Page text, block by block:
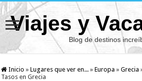
Viajes y
Blog de destinos
Inicio » Lugares que ver en... » Europa » Grecia
Tasos en Grecia